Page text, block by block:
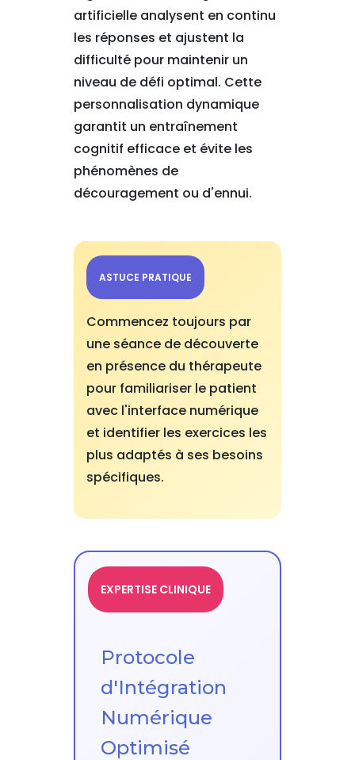
artificielle analysent en continu
les réponses et ajustent la
difficulté pour maintenir un
niveau de défi optimal. Cette
personnalisation dynamique
garantit un entraînement
cognitif efficace et évite les
phénomènes de
découragement ou d'ennui.
ASTUCE PRATIQUE
Commencez toujours par
une séance de découverte
en présence du thérapeute
pour familiariser le patient
avec l'interface numérique
et identifier les exercices les
plus adaptés à ses besoins
spécifiques.
EXPERTISE CLINIQUE
Protocole
d'Intégration
Numérique
Optimisé